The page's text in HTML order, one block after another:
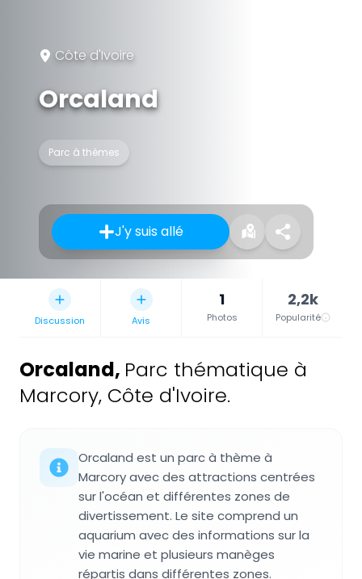
Côte d'Ivoire
Orcaland
Parc à thèmes
J'y suis allé
Discussion Avis
1
Photos
2,2k
Popularité
Orcaland, Parc thématique à
Marcory, Côte d'Ivoire.
Orcaland est un parc à thème à
Marcory avec des attractions centrées
sur l'océan et différentes zones de
divertissement. Le site comprend un
aquarium avec des informations sur la
vie marine et plusieurs manèges
répartis dans différentes zones.